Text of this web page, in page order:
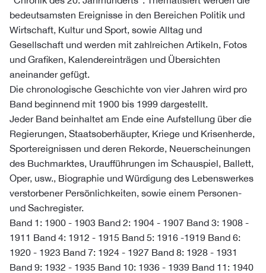
bedeutsamsten Ereignisse in den Bereichen Politik und
Wirtschaft, Kultur und Sport, sowie Alltag und
Gesellschaft und werden mit zahlreichen Artikeln, Fotos
und Grafiken, Kalendereinträgen und Übersichten
aneinander gefügt.
Die chronologische Geschichte von vier Jahren wird pro
Band beginnend mit 1900 bis 1999 dargestellt.
Jeder Band beinhaltet am Ende eine Aufstellung über die
Regierungen, Staatsoberhäupter, Kriege und Krisenherde,
Sportereignissen und deren Rekorde, Neuerscheinungen
des Buchmarktes, Uraufführungen im Schauspiel, Ballett,
Oper, usw., Biographie und Würdigung des Lebenswerkes
verstorbener Persönlichkeiten, sowie einem Personen-
und Sachregister.
Band 1: 1900 - 1903 Band 2: 1904 - 1907 Band 3: 1908 -
1911 Band 4: 1912 - 1915 Band 5: 1916 -1919 Band 6:
1920 - 1923 Band 7: 1924 - 1927 Band 8: 1928 - 1931
Band 9: 1932 - 1935 Band 10: 1936 - 1939 Band 11: 1940